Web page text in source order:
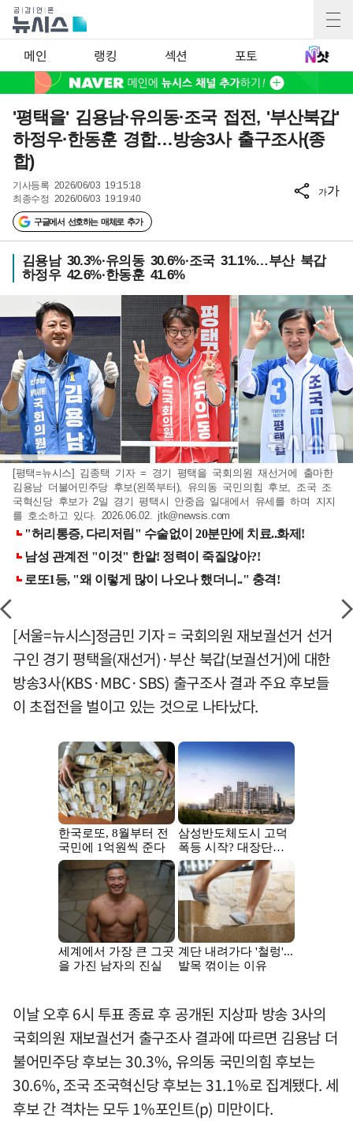
메인 랭킹 섹션 포토
'평택을' 김용남·유의동·조국 접전, '부산북갑'
하정우·한동훈 경합…방송3사 출구조사(종
합)
기사등록 2026/06/03 19:15:18
최종수정 2026/06/03 19:19:40
구글에서 선호하는 매체로 추가
가가
김용남 30.3%·유의동 30.6%·조국 31.1%…부산 북갑
하정우 42.6%·한동훈 41.6%
[평택=뉴시스] 김종택 기자 = 경기 평택을 국회의원 재선거에 출마한
김용남 더불어민주당 후보(왼쪽부터), 유의동 국민의힘 후보, 조국 조
국혁신당 후보가 2일 경기 평택시 안중읍 일대에서 유세를 하며 지지
를 호소하고 있다. 2026.06.02. jtk@newsis.com
[서울=뉴시스]정금민 기자 = 국회의원 재보궐선거 선거
구인 경기 평택을(재선거)·부산 북갑(보궐선거)에 대한
방송3사(KBS·MBC·SBS) 출구조사 결과 주요 후보들
이 초접전을 벌이고 있는 것으로 나타났다.
이날 오후 6시 투표 종료 후 공개된 지상파 방송 3사의
국회의원 재보궐선거 출구조사 결과에 따르면 김용남 더
불어민주당 후보는 30.3%, 유의동 국민의힘 후보는
30.6%, 조국 조국혁신당 후보는 31.1%로 집계됐다. 세
후보 간 격차는 모두 1%포인트(p) 미만이다.